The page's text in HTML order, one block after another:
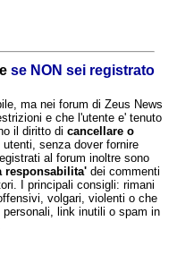
se NON sei registrato
ma nei forum di Zeus News
e che l'utente e' tenuto
il diritto di cancellare o
senza dover fornire
al forum inoltre sono
responsabilita' dei commenti
I principali consigli: rimani
volgari, violenti o che
link inutili o spam in